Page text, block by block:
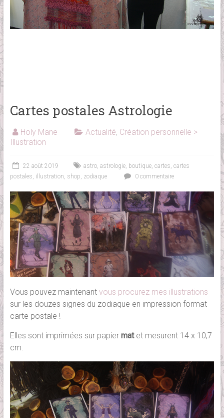
Cartes postales Astrologie
Holy Mane Actualité, Création personnelle >
Illustration
22 août 2019 astro, astrologie, boutique, cartes, cartes
postales, illustration, shop, zodiaque 0 commentaire
Vous pouvez maintenantvous procurez mes illustrations
sur les douzes signes du zodiaque en impression format
carte postale !
Elles sont imprimées sur papier matet mesurent 14 x 10,7
cm.